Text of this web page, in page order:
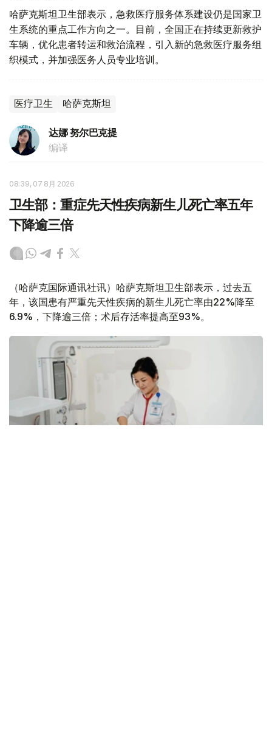
哈萨克斯坦卫生部表示，急救医疗服务体系建设仍是国家卫
生系统的重点工作方向之一。目前，全国正在持续更新救护
车辆，优化患者转运和救治流程，引入新的急救医疗服务组
织模式，并加强医务人员专业培训。
医疗卫生 哈萨克斯坦
达娜 努尔巴克提
编译
08:39, 07 8月 2026
卫生部：重症先天性疾病新生儿死亡率五年
下降逾三倍
（哈萨克国际通讯社讯）哈萨克斯坦卫生部表示，过去五
年，该国患有严重先天性疾病的新生儿死亡率由22%降至
6.9%，下降逾三倍；术后存活率提高至93%。